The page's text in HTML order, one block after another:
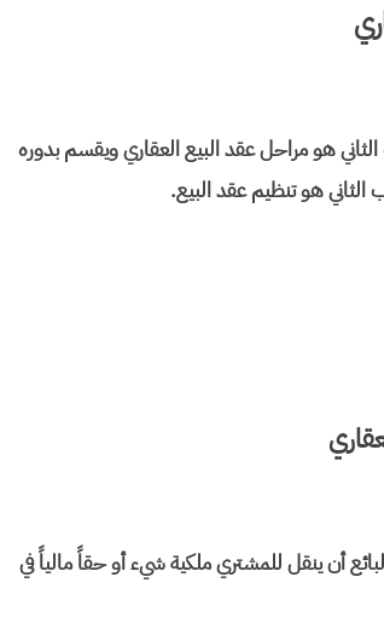
هو مراحل عقد البيع العقاري ويقسم بدوره
الثاني هو تنظيم عقد البيع.
: " البيع عقد يلزم به البائع أن ينقل للمشتري ملكية شيء أو حقاً مالياً في